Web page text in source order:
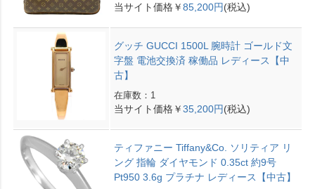
当サイト価格￥85,200円(税込)
グッチ GUCCI 1500L 腕時計 ゴールド文
字盤 電池交換済 稼働品 レディース【中
古】
在庫数：1
当サイト価格￥35,200円(税込)
ティファニー Tiffany&Co. ソリティア リ
ング 指輪 ダイヤモンド 0.35ct 約9号
Pt950 3.6g プラチナ レディース【中古】